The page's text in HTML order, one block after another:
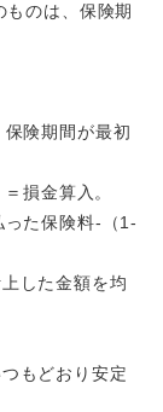
のは、保険期
険期間が最初
損金算入。
た保険料-（1-
した金額を均
もどおり安定